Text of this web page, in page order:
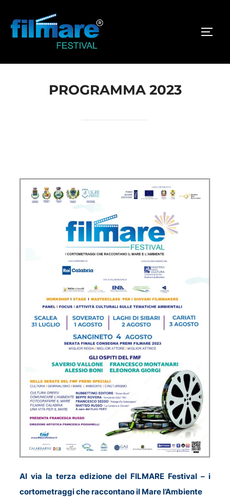
PROGRAMMA 2023
Al via la terza edizione del FILMARE Festival – i
cortometraggi che raccontano il Mare l’Ambiente